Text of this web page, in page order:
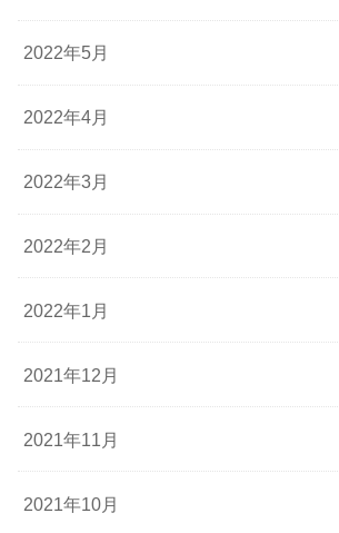
2022年5月
2022年4月
2022年3月
2022年2月
2022年1月
2021年12月
2021年11月
2021年10月